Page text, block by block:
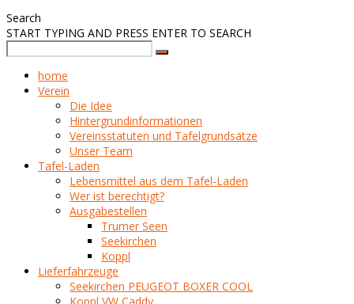
Search
START TYPING AND PRESS ENTER TO SEARCH
home
Verein
Die Idee
Hintergrundinformationen
Vereinsstatuten und Tafelgrundsätze
Unser Team
Tafel-Laden
Lebensmittel aus dem Tafel-Laden
Wer ist berechtigt?
Ausgabestellen
Trumer Seen
Seekirchen
Koppl
Lieferfahrzeuge
Seekirchen PEUGEOT BOXER COOL